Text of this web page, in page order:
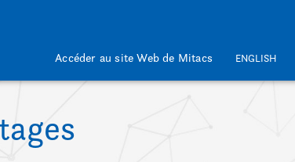
Accéder au site Web de Mitacs ENGLISH